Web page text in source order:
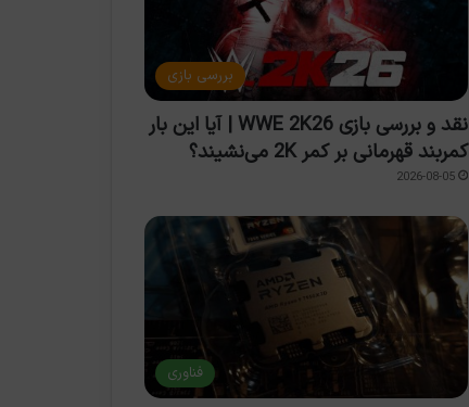
بررسی بازی
نقد و بررسی بازی WWE 2K26 | آیا این بار
کمربند قهرمانی بر کمر 2K می‌نشیند؟
2026-08-05
فناوری